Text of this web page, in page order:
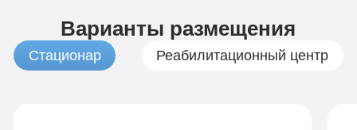
Варианты размещения
Стационар Реабилитационный центр